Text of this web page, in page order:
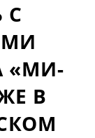
С
«МИ-
В